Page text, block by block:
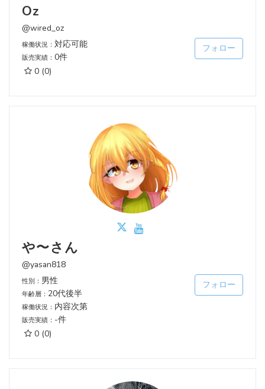
Oz
@wired_oz
稼働状況： 対応可能
販売実績： 0件
0 (0)
フォロー
や〜さん
@yasan818
性別： 男性
年齢層： 20代後半
稼働状況： 内容次第
販売実績： -件
0 (0)
フォロー